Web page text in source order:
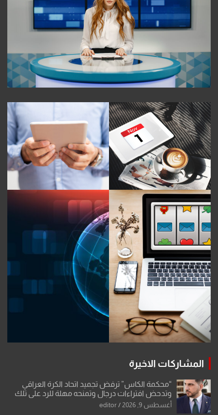
المشاركات الاخيرة
“محكمة الكاس” ترفض تجميد اتحاد الكرة العراقي
وتدحض افتراءات درجال وتمنحه مهلة للرد على تلك
الشكوى
أغسطس 9, 2026 editor